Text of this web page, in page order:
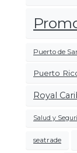
Puerto de
Puerto
Royal
Salud y
seatrade